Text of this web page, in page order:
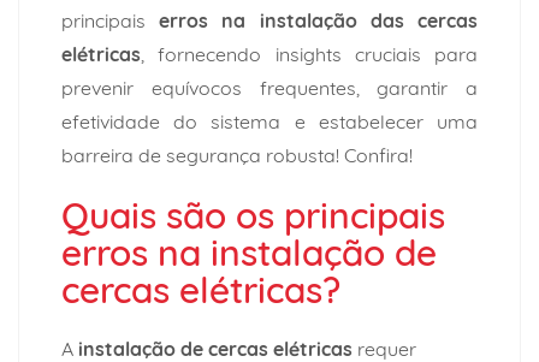
principais erros na instalação das cercas
elétricas, fornecendo insights cruciais para
prevenir equívocos frequentes, garantir a
efetividade do sistema e estabelecer uma
barreira de segurança robusta! Confira!
Quais são os principais
erros na instalação de
cercas elétricas?
A instalação de cercas elétricas requer